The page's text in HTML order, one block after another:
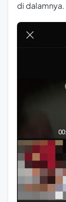
di dalamnya.